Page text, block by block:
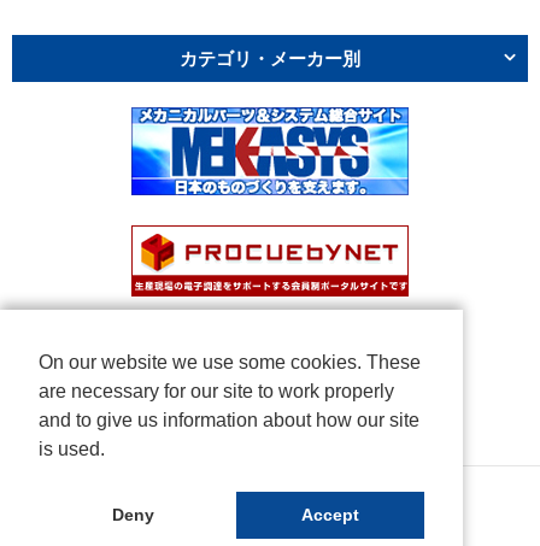
カテゴリ・メーカー別
On our website we use some cookies. These
are necessary for our site to work properly
and to give us information about how our site
is used.
Deny Accept